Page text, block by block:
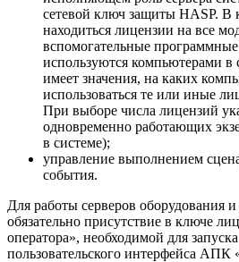
сетевой ключ защиты HASP.
находиться лицензии на все
вспомогательные
используются компьютерами в
имеет значения, на каких
использоваться те или иные
При выборе числа лицензий
одновременно работающих
в системе);
управление выполнением
события.
Для работы серверов оборудования
обязательно присутствие в ключе
оператора», необходимой для
пользовательского интерфейса АПК